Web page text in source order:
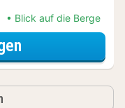
Blick auf die Berge